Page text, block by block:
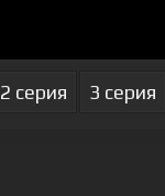
2 серия 3 серия